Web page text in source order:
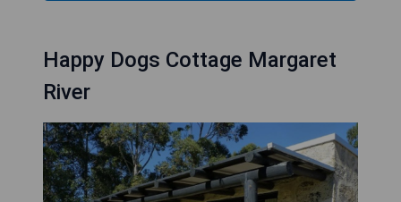
Happy Dogs Cottage Margaret
River